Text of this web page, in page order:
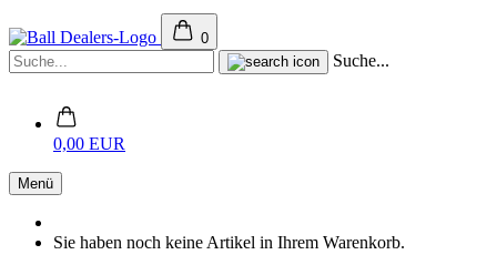
0
Suche...
0,00 EUR
Menü
Sie haben noch keine Artikel in Ihrem Warenkorb.